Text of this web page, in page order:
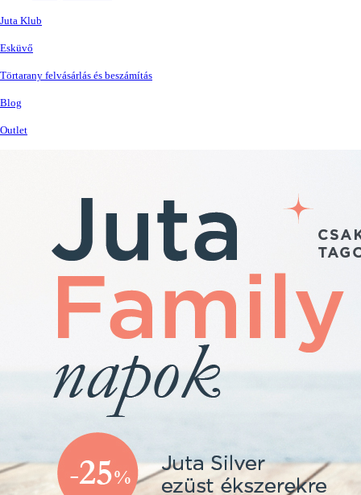
Juta Klub
Esküvő
Törtarany felvásárlás és beszámítás
Blog
Outlet